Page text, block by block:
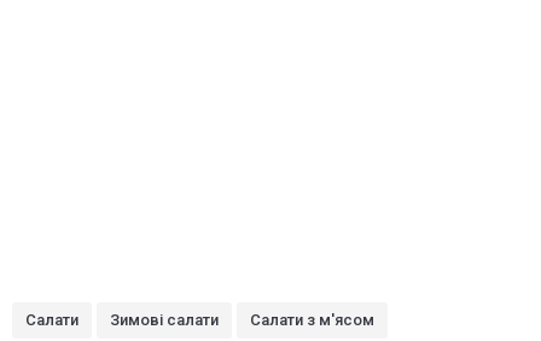
Салати Зимові салати Салати з м'ясом